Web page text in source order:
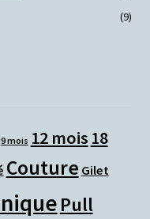
(9)
9 mois 12 mois 18
Couture Gilet
Pull